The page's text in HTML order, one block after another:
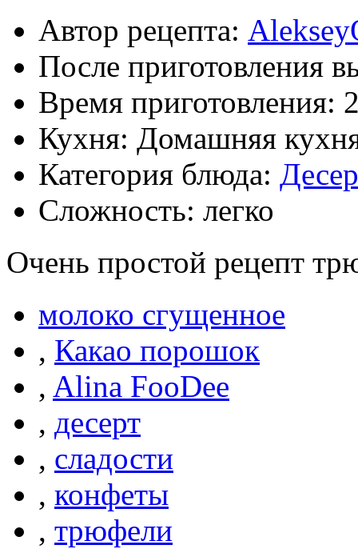
Автор рецепта:
После приготовления
Время приготовления:
Кухня: Домашняя
Категория блюда:
Сложность: легко
Очень простой рецепт
молоко сгущенное
, Какао порошок
, Alina FooDee
, десерт
, сладости
, конфеты
, трюфели